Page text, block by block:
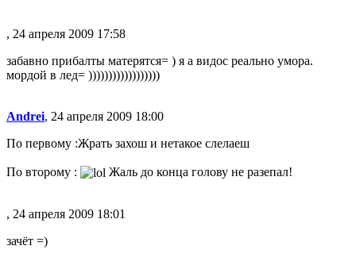
, 24 апреля 2009 17:58
забавно прибалты матерятся= ) я а видос реально умора.
мордой в лед= ))))))))))))))))))
Andrei, 24 апреля 2009 18:00
По первому :Жрать захош и нетакое слелаеш
По второму : Жаль до конца голову не разепал!
, 24 апреля 2009 18:01
зачёт =)